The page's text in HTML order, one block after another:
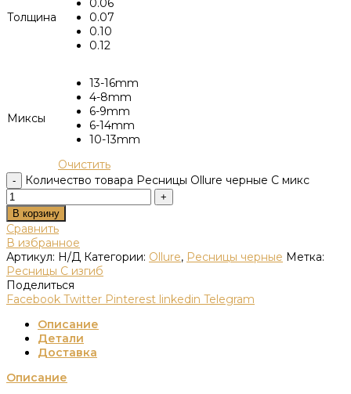
Толщина
0.07
0.10
0.12
Миксы
13-16mm
4-8mm
6-9mm
6-14mm
10-13mm
Очистить
Количество товара Ресницы Ollure черные С микс
В корзину
Сравнить
В избранное
Артикул: Н/Д Категории: Ollure, Ресницы черные Метка:
Ресницы C изгиб
Поделиться
Facebook Twitter Pinterest linkedin Telegram
Описание
Детали
Доставка
Описание